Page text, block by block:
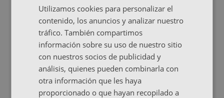
Utilizamos cookies para personalizar el
contenido, los anuncios y analizar nuestro
tráfico. También compartimos
información sobre su uso de nuestro sitio
con nuestros socios de publicidad y
análisis, quienes pueden combinarla con
otra información que les haya
proporcionado o que hayan recopilado a